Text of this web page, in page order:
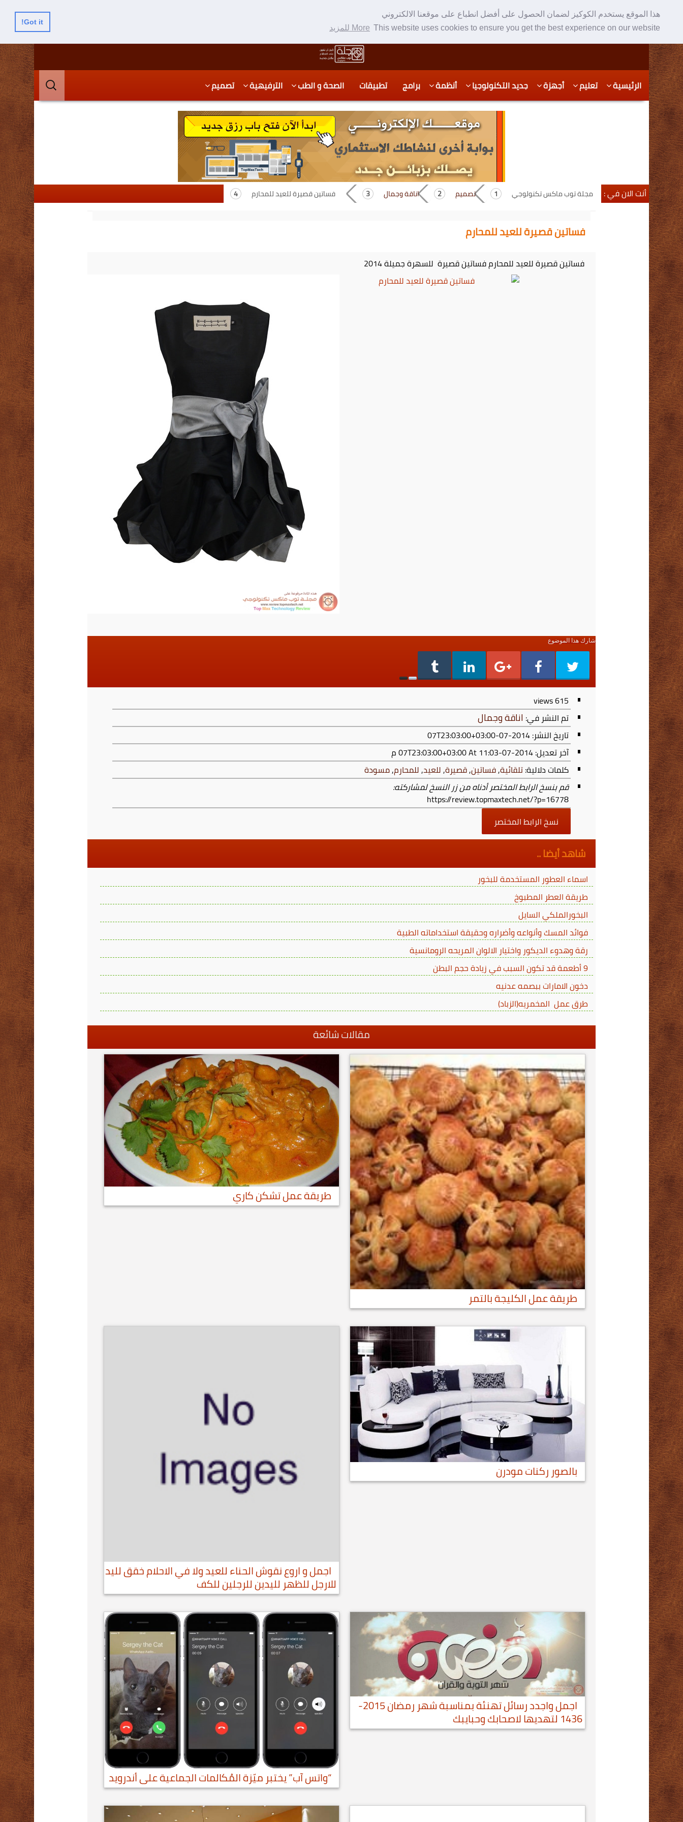
هذا الموقع يستخدم الكوكيز لضمان الحصول على أفضل انطباع على موقعنا الالكتروني
This website uses cookies to ensure you get the best experience on our website More للمزيد
Got it!
Skip
to
content
Skip
to
secondary
content
الرئيسية تعليم أجهزة جديد التكنولوجيا أنظمة برامج تطبيقات الصحة و الطب الترفيهية تصميم
البحث
عن:
أنت الان في : مجلة توب ماكس تكنولوجي تصميم اناقة وجمال فساتين قصيرة للعيد للمحارم
فساتين قصيرة للعيد للمحارم
فساتين قصيرة للعيد للمحارم فساتين قصيرة للسهرة جميلة 2014
شارك هذا الموضوع
615
views
تم النشر في: اناقة وجمال
تاريخ النشر: 2014-07-07T23:03:00+03:00
آخر تعديل:2014-07-07T23:03:00+03:00
At 11:03 م
كلمات دلالية:تلقائية,فساتين,قصيرة,للعيد,للمحارم,مسودة
قم بنسخ الرابط المختصر أدناه من زر النسخ لمشاركته:
https://review.topmaxtech.net/?p=16778
نسخ الرابط المختصر
شاهد أيضا ..
اسماء العطور المستخدمة للبخور
طريقة العطر المطبوخ
البخورالملكي السايل
فوائد المسك وأنواعه وأضراره وحقيقة استخداماته الطبية
رقة وهدوء الديكور واختيار الالوان المريحه الرومانسية
9 أطعمة قد تكون السبب في زيادة حجم البطن
دخون الامارات ببصمه عدنيه
طرق عمل المخمريه(الزباد)
مقالات شائعة
طريقة عمل الكليجة بالتمر
طريقة عمل تشكن كاري
بالصور ركنات مودرن
اجمل و اروع نقوش الحناء للعيد ولا في الاحلام خقق لليد
للارجل للظهر لليدين للرجلين للكف
اجمل واجدد رسائل تهنئة بمناسبة شهر رمضان 2015-
1436 لتهديها لاصحابك وحبايبك
“واتس آب” يختبر ميّزة المُكالمات الجماعية على أندرويد